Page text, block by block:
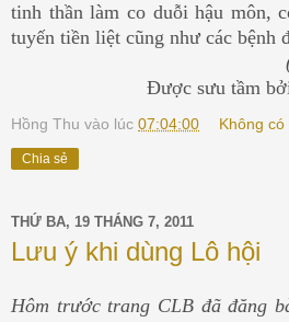
tinh thần làm co duỗi hậu môn,
tuyến tiền liệt cũng như các bệnh
Được sưu tầm
Hồng Thu vào lúc 07:04:00 Không
Chia sẻ
THỨ BA, 19 THÁNG 7, 2011
Lưu ý khi dùng Lô hội
Hôm trước trang CLB đã đăng